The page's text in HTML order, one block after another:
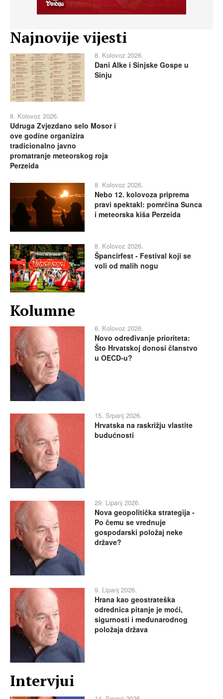
Najnovije vijesti
8. Kolovoz 2026.
Dani Alke i Sinjske Gospe u
Sinju
8. Kolovoz 2026.
Udruga Zvjezdano selo Mosor i
ove godine organizira
tradicionalno javno
promatranje meteorskog roja
Perzeida
8. Kolovoz 2026.
Nebo 12. kolovoza priprema
pravi spektakl: pomrčina Sunca
i meteorska kiša Perzeida
8. Kolovoz 2026.
Špancirfest - Festival koji se
voli od malih nogu
Kolumne
6. Kolovoz 2026.
Novo određivanje prioriteta:
Što Hrvatskoj donosi članstvo
u OECD-u?
15. Srpanj 2026.
Hrvatska na raskrižju vlastite
budućnosti
29. Lipanj 2026.
Nova geopolitička strategija -
Po čemu se vrednuje
gospodarski položaj neke
države?
9. Lipanj 2026.
Hrana kao geostrateška
odrednica pitanje je moći,
sigurnosti i međunarodnog
položaja država
Intervjui